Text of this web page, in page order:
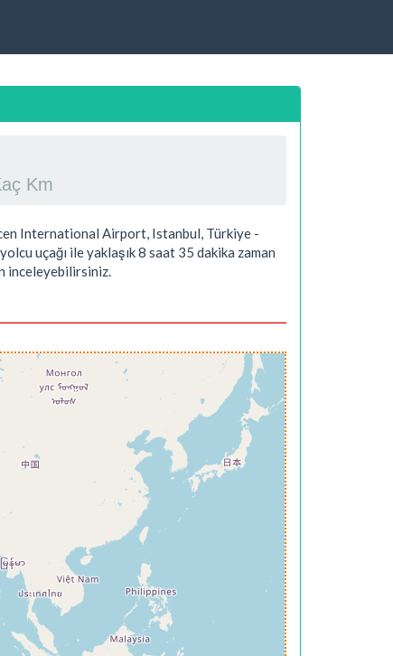
Km
International Airport, Istanbul, Türkiye -
uçağı ile yaklaşık8 saat 35 dakika zaman
inceleyebilirsiniz.